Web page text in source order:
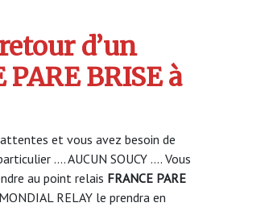
d’un
BRISE à
et vous avez besoin de
…. AUCUN SOUCY …. Vous
au point relais FRANCE PARE
RELAY le prendra en